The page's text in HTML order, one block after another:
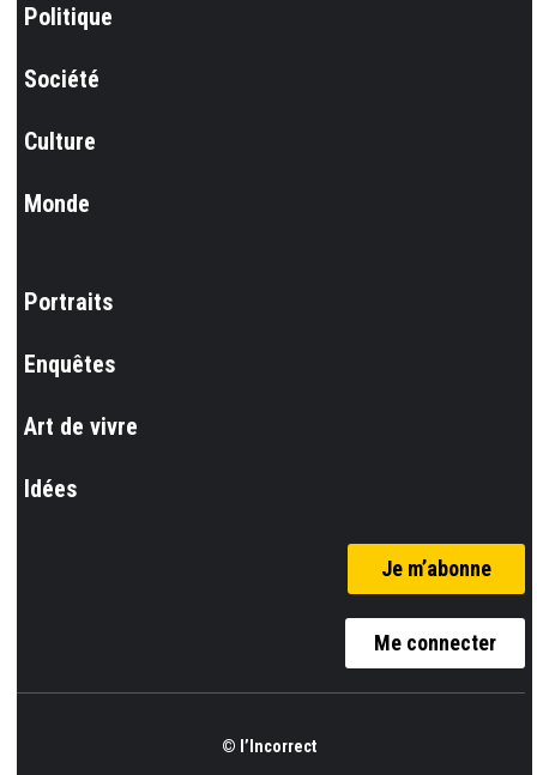
Politique
Société
Culture
Monde
Portraits
Enquêtes
Art de vivre
Idées
Je m’abonne
Me connecter
© l’Incorrect